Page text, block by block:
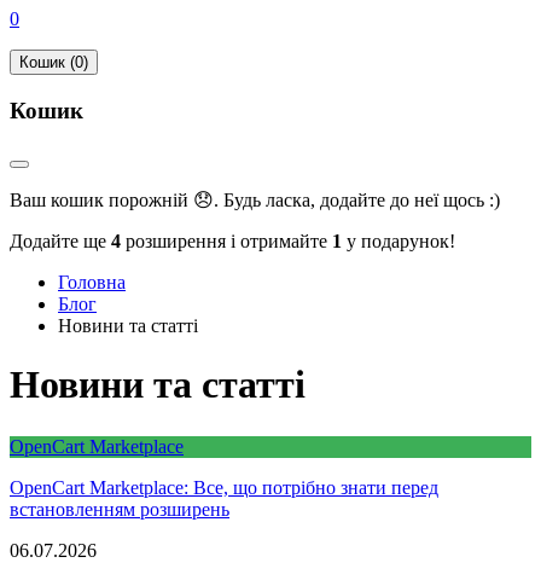
0
Кошик (0)
Кошик
Ваш кошик порожній 😞. Будь ласка, додайте до неї щось :)
Додайте ще 4 розширення і отримайте 1 у подарунок!
Головна
Блог
Новини та статті
Новини та статті
OpenCart Marketplace
OpenCart Marketplace: Все, що потрібно знати перед
встановленням розширень
06.07.2026